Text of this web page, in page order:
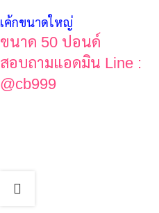
เค้กขนาดใหญ่
ขนาด 50 ปอนด์
สอบถามแอดมิน Line :
@cb999